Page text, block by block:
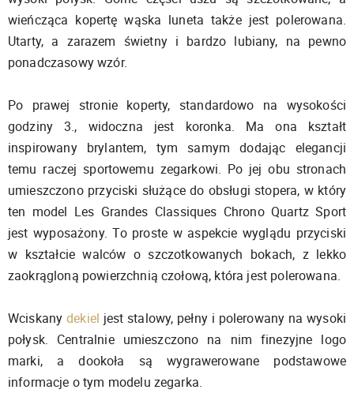
wieńcząca kopertę wąska luneta także jest polerowana.
Utarty, a zarazem świetny i bardzo lubiany, na pewno
ponadczasowy wzór.
Po prawej stronie koperty, standardowo na wysokości
godziny 3., widoczna jest koronka. Ma ona kształt
inspirowany brylantem, tym samym dodając elegancji
temu raczej sportowemu zegarkowi. Po jej obu stronach
umieszczono przyciski służące do obsługi stopera, w który
ten model Les Grandes Classiques Chrono Quartz Sport
jest wyposażony. To proste w aspekcie wyglądu przyciski
w kształcie walców o szczotkowanych bokach, z lekko
zaokrągloną powierzchnią czołową, która jest polerowana.
Wciskanydekiel jest stalowy, pełny i polerowany na wysoki
połysk. Centralnie umieszczono na nim finezyjne logo
marki, a dookoła są wygrawerowane podstawowe
informacje o tym modelu zegarka.